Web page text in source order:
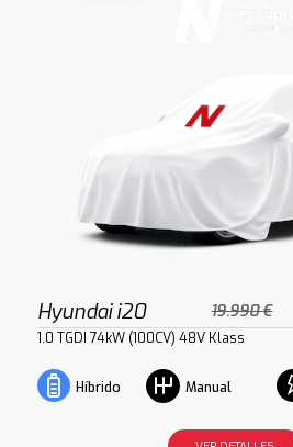
Hyundai i20 19.990 €
1.0 TGDI 74kW (100CV) 48V Klass
Híbrido Manual